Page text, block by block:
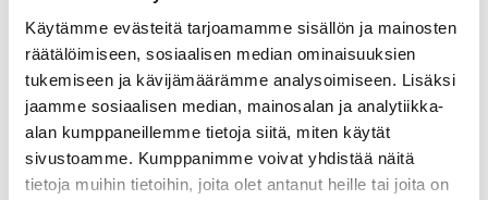
Käytämme evästeitä tarjoamamme sisällön ja mainosten
räätälöimiseen, sosiaalisen median ominaisuuksien
tukemiseen ja kävijämäärämme analysoimiseen. Lisäksi
jaamme sosiaalisen median, mainosalan ja analytiikka-
alan kumppaneillemme tietoja siitä, miten käytät
sivustoamme. Kumppanimme voivat yhdistää näitä
tietoja muihin tietoihin, joita olet antanut heille tai joita on